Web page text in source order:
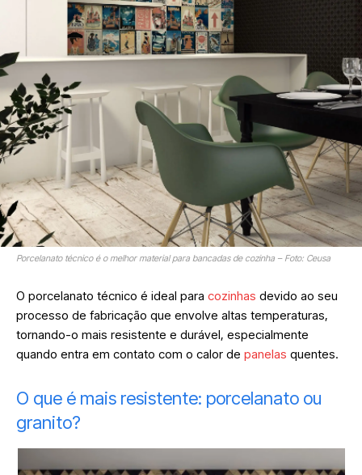
Porcelanato técnico é o melhor material para bancadas de cozinha – Foto: Ceusa
O porcelanato técnico é ideal para cozinhas devido ao seu
processo de fabricação que envolve altas temperaturas,
tornando-o mais resistente e durável, especialmente
quando entra em contato com o calor de panelas quentes.
O que é mais resistente: porcelanato ou
granito?